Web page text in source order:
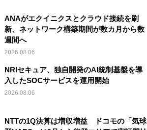
ANAがエクイニクスとクラウド接続を刷
新、ネットワーク構築期間が数カ月から数
週間へ
2026.08.06
NRIセキュア、独自開発のAI統制基盤を導
入したSOCサービスを運用開始
2026.08.06
NTTの1Q決算は増収増益 ドコモの「気球